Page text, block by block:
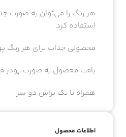
هر رنگ را می‌توان به صورت
استفاده کرد
محصولی جذاب برای هر رنگ
بافت محصول به صورت پودر
همراه با یک براش دو سر
اطلاعات محصول